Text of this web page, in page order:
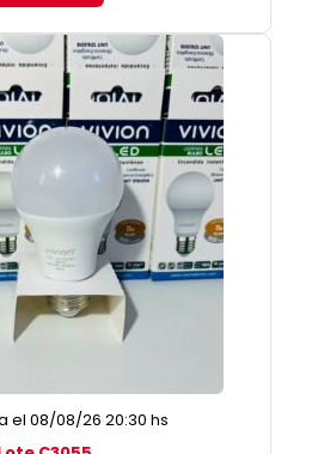
el 08/08/26 20:30 hs